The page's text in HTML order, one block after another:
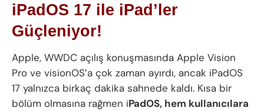
iPadOS 17 ile iPad’ler
Güçleniyor!
Apple, WWDC açılış konuşmasında Apple Vision
Pro ve visionOS’a çok zaman ayırdı, ancak iPadOS
17 yalnızca birkaç dakika sahnede kaldı. Kısa bir
bölüm olmasına rağmen iPadOS, hem kullanıcılara